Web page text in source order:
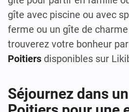
gîte avec piscine ou avec
ferme ou un gîte de
trouverez votre bonheur
Poitiers disponibles sur
Séjournez dans